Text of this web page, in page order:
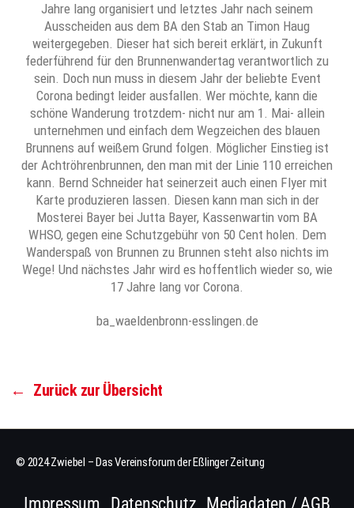
Jahre lang organisiert und letztes Jahr nach seinem
Ausscheiden aus dem BA den Stab an Timon Haug
weitergegeben. Dieser hat sich bereit erklärt, in Zukunft
federführend für den Brunnenwandertag verantwortlich zu
sein. Doch nun muss in diesem Jahr der beliebte Event
Corona bedingt leider ausfallen. Wer möchte, kann die
schöne Wanderung trotzdem- nicht nur am 1. Mai- allein
unternehmen und einfach dem Wegzeichen des blauen
Brunnens auf weißem Grund folgen. Möglicher Einstieg ist
der Achtröhrenbrunnen, den man mit der Linie 110 erreichen
kann. Bernd Schneider hat seinerzeit auch einen Flyer mit
Karte produzieren lassen. Diesen kann man sich in der
Mosterei Bayer bei Jutta Bayer, Kassenwartin vom BA
WHSO, gegen eine Schutzgebühr von 50 Cent holen. Dem
Wanderspaß von Brunnen zu Brunnen steht also nichts im
Wege! Und nächstes Jahr wird es hoffentlich wieder so, wie
17 Jahre lang vor Corona.
ba_waeldenbronn-esslingen.de
← Zurück zur Übersicht
© 2024 Zwiebel – Das Vereinsforum der Eßlinger Zeitung
Impressum Datenschutz Mediadaten / AGB